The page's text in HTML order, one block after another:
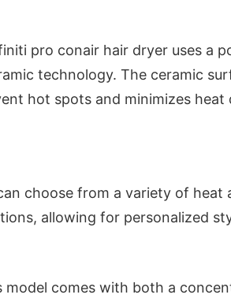
pro conair hair dryer uses a
technology. The ceramic
hot spots and minimizes
choose from a variety of
allowing for personalized
model comes with both a